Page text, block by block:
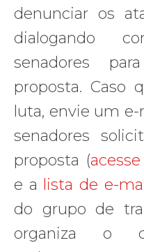
denunciar os
dialogando
senadores
proposta. Caso
luta, envie um
senadores
proposta (
e a
lista de e-
do grupo de
organiza o